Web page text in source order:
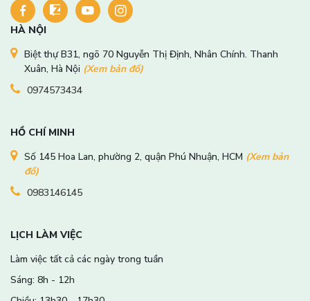
HÀ NỘI
Biệt thự B31, ngõ 70 Nguyễn Thị Định, Nhân Chính. Thanh
Xuân, Hà Nội (Xem bản đồ)
0974573434
HỒ CHÍ MINH
Số 145 Hoa Lan, phường 2, quận Phú Nhuận, HCM (Xem bản
đồ)
0983146145
LỊCH LÀM VIỆC
Làm việc tất cả các ngày trong tuần
Sáng: 8h - 12h